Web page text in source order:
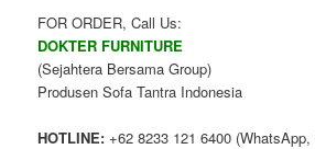
FOR ORDER, Call Us:
DOKTER FURNITURE
(Sejahtera Bersama Group)
Produsen Sofa Tantra Indonesia
HOTLINE: +62 8233 121 6400